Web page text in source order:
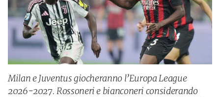
Milan e Juventus giocheranno l’Europa League
2026-2027. Rossoneri e bianconeri considerando